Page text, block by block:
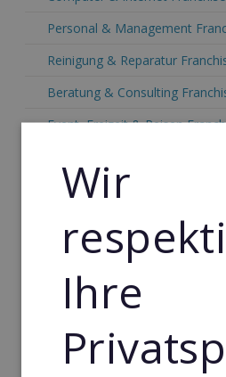
Personal & Management
Reinigung & Reparatur
Beratung & Consulting
Event, Freizeit & Reisen
Gebäude & Haustechnik
Handwerk Franchise in
Dienstleistungsfranchise in
Telekommunikation Franchise
Sport Franchise in Frankreich
Wir
Ihre